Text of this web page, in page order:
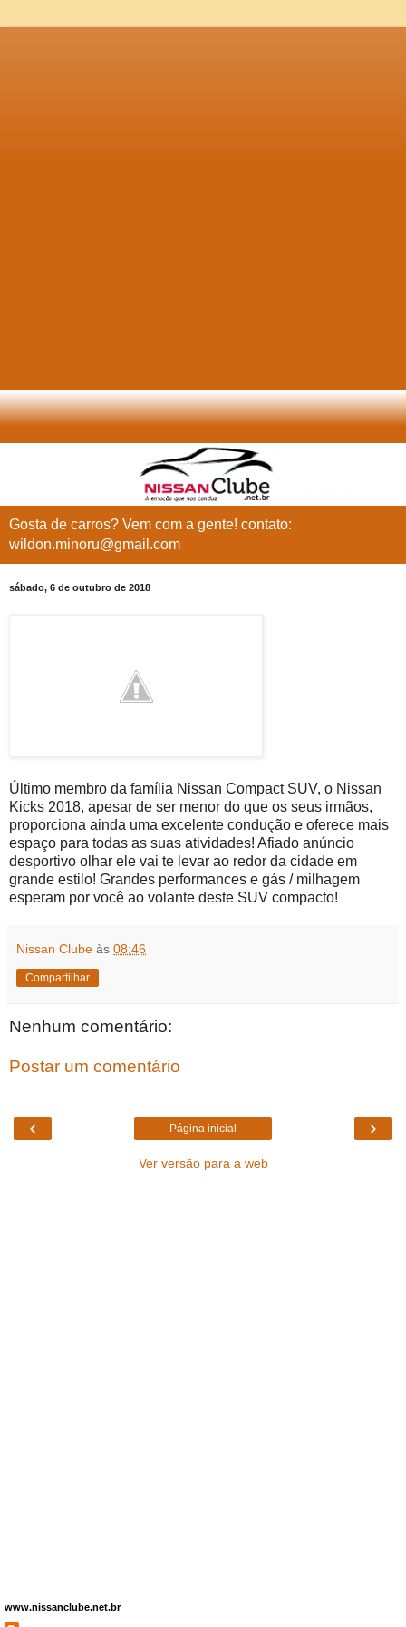
Gosta de carros? Vem com a gente! contato:
wildon.minoru@gmail.com
sábado, 6 de outubro de 2018
Último membro da família Nissan Compact SUV, o Nissan
Kicks 2018, apesar de ser menor do que os seus irmãos,
proporciona ainda uma excelente condução e oferece mais
espaço para todas as suas atividades! Afiado anúncio
desportivo olhar ele vai te levar ao redor da cidade em
grande estilo! Grandes performances e gás / milhagem
esperam por você ao volante deste SUV compacto!
Nissan Clube às 08:46
Compartilhar
Nenhum comentário:
Postar um comentário
‹ ›
Página inicial
Ver versão para a web
www.nissanclube.net.br